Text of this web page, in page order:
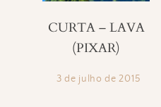
CURTA – LAVA
(PIXAR)
3 de julho de 2015